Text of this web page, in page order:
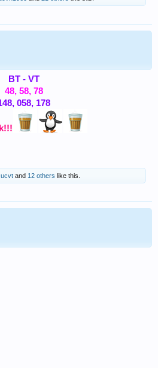
BT - VT
48, 58, 78
058, 178
and 12 others like this.